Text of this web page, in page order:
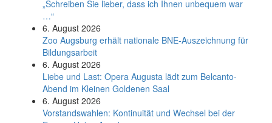
„Schreiben Sie lieber, dass ich Ihnen unbequem war
…“
6. August 2026
Zoo Augsburg erhält nationale BNE-Auszeichnung für
Bildungsarbeit
6. August 2026
Liebe und Last: Opera Augusta lädt zum Belcanto-
Abend im Kleinen Goldenen Saal
6. August 2026
Vorstandswahlen: Kontinuität und Wechsel bei der